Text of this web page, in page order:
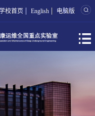
校首页 | English | 电脑版